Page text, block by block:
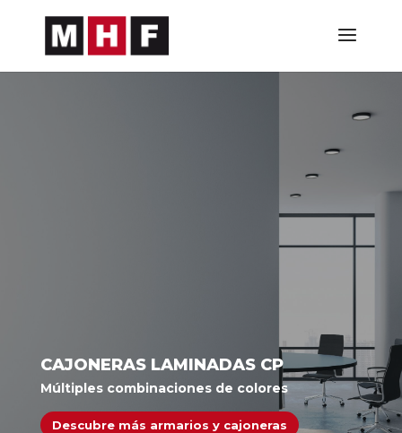
CAJONERAS LAMINADAS CP
Múltiples combinaciones de colores
Descubre más armarios y cajoneras